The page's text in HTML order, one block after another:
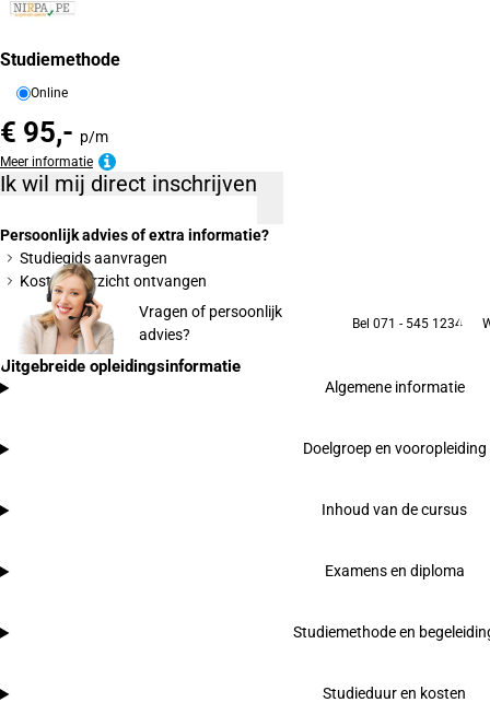
Studiemethode
Online
€ 95,- p/m
Meer informatie
Ik wil mij direct inschrijven
Persoonlijk advies of extra informatie?
Studiegids aanvragen
Kostenoverzicht ontvangen
Vragen of persoonlijk
advies?
Bel 071 - 545 1234
Uitgebreide opleidingsinformatie
Algemene informatie
Doelgroep en vooropleiding
Inhoud van de cursus
Examens en diploma
Studiemethode en
Studieduur en kosten